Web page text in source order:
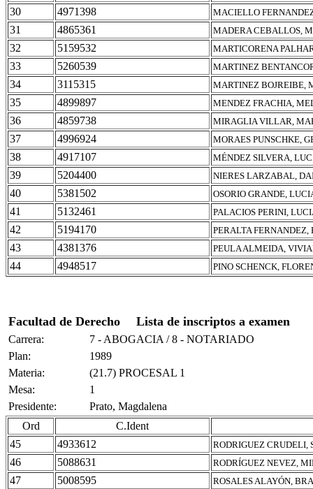
30 4971398 MACIELLO
31 4865361 MADERA CEBALLOS,
32 5159532 MARTICORENA
33 5260539 MARTINEZ
34 3115315 MARTINEZ BOJREIBE,
35 4899897 MENDEZ FRACHIA,
36 4859738 MIRAGLIA VILLAR,
37 4996924 MORAES PUNSCHKE,
38 4917107 MÉNDEZ SILVERA,
39 5204400 NIERES LARZABAL,
40 5381502 OSORIO GRANDE,
41 5132461 PALACIOS PERINI,
42 5194170 PERALTA FERNANDEZ,
43 4381376 PEULA ALMEIDA,
44 4948517 PINO SCHENCK,
Facultad de Derecho Lista de inscriptos a examen
Carrera:
7 - ABOGACIA / 8 - NOTARIADO
Plan:
1989
Materia:
(21.7) PROCESAL 1
Mesa:
1
Presidente:
Prato, Magdalena
Ord
C.Ident
45
4933612 RODRIGUEZ CRUDELI,
46 5088631 RODRÍGUEZ NEVEZ,
47 5008595 ROSALES ALAYÓN,